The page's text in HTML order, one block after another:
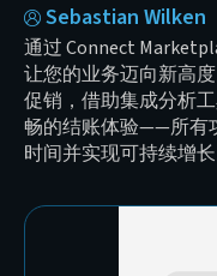
Sebastian Wilken
通过 Connect
让您的业务迈向新高
促销，借助集成分析
畅的结账体验——所有
时间并实现可持续增长